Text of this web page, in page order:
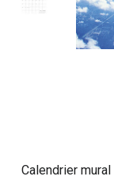
Calendrier